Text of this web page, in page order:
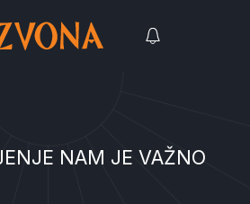
NAM JE VAŽNO